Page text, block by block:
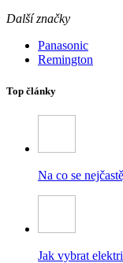
Další značky
Panasonic
Remington
Top články
Na co se
Jak vybrat